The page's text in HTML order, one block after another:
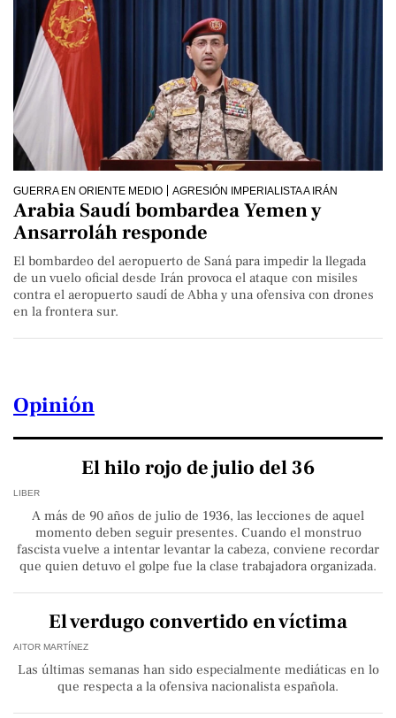
GUERRA EN ORIENTE MEDIO AGRESIÓN IMPERIALISTA A IRÁN
Arabia Saudí bombardea Yemen y
Ansarroláh responde
El bombardeo del aeropuerto de Saná para impedir la llegada
de un vuelo oficial desde Irán provoca el ataque con misiles
contra el aeropuerto saudí de Abha y una ofensiva con drones
en la frontera sur.
Opinión
El hilo rojo de julio del 36
LIBER
A más de 90 años de julio de 1936, las lecciones de aquel
momento deben seguir presentes. Cuando el monstruo
fascista vuelve a intentar levantar la cabeza, conviene recordar
que quien detuvo el golpe fue la clase trabajadora organizada.
El verdugo convertido en víctima
AITOR MARTÍNEZ
Las últimas semanas han sido especialmente mediáticas en lo
que respecta a la ofensiva nacionalista española.